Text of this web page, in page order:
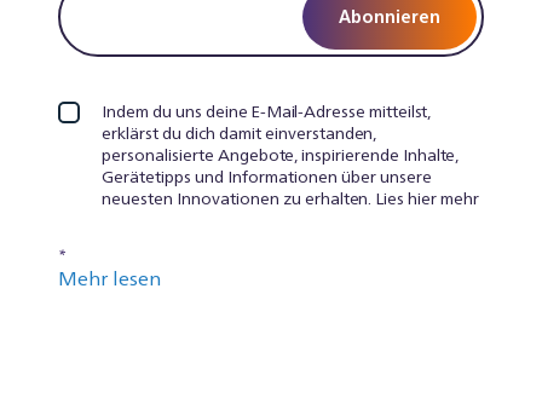
Abonnieren
Indem du uns deine E-Mail-Adresse mitteilst,
erklärst du dich damit einverstanden,
personalisierte Angebote, inspirierende Inhalte,
Gerätetipps und Informationen über unsere
neuesten Innovationen zu erhalten. Lies hier mehr
*
Mehr lesen